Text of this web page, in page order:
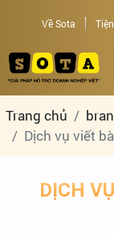
Về Sota
Trang chủ
Dịch vụ viết
DỊCH